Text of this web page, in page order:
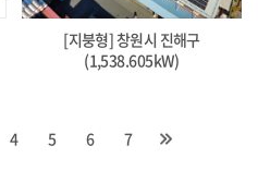
[지붕형] 창원시 진해구
(1,538.605kW)
4 5 6 7